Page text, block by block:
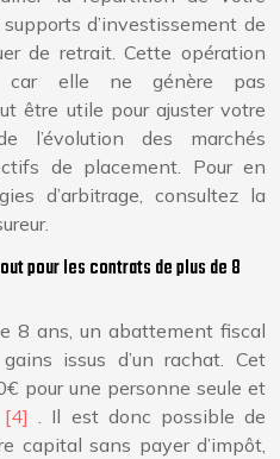
d’investissement de
de retrait. Cette opération
car elle ne génère pas
être utile pour ajuster votre
l’évolution des marchés
de placement. Pour en
d’arbitrage, consultez la
pour les contrats de plus de 8
8 ans, un abattement fiscal
issus d’un rachat. Cet
pour une personne seule et
[4]. Il est donc possible de
capital sans payer d’impôt,